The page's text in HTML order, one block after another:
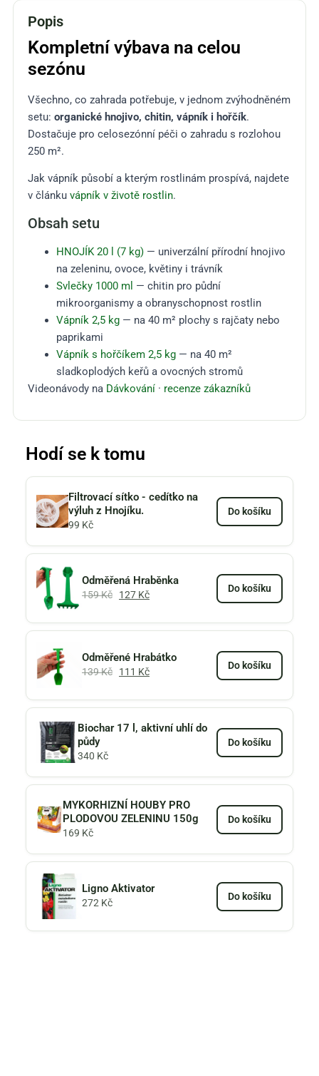
Popis
Kompletní výbava na celou
sezónu
Všechno, co zahrada potřebuje, v jednom zvýhodněném
setu: organické hnojivo, chitin, vápník i hořčík.
Dostačuje pro celosezónní péči o zahradu s rozlohou
250 m².
Jak vápník působí a kterým rostlinám prospívá, najdete
v článku vápník v životě rostlin.
Obsah setu
HNOJÍK 20 l (7 kg) — univerzální přírodní hnojivo
na zeleninu, ovoce, květiny i trávník
Svlečky 1000 ml — chitin pro půdní
mikroorganismy a obranyschopnost rostlin
Vápník 2,5 kg — na 40 m² plochy s rajčaty nebo
paprikami
Vápník s hořčíkem 2,5 kg — na 40 m²
sladkoplodých keřů a ovocných stromů
Videonávody na Dávkování · recenze zákazníků
Hodí se k tomu
Filtrovací sítko - cedítko na
výluh z Hnojíku.
99 Kč
Do košíku
Odměřená Hraběnka
159Kč 127 Kč
Do košíku
Odměřené Hrabátko
139Kč 111 Kč
Do košíku
Biochar 17 l, aktivní uhlí do
půdy
340 Kč
Do košíku
MYKORHIZNÍ HOUBY PRO
PLODOVOU ZELENINU 150g
169 Kč
Do košíku
Ligno Aktivator
272 Kč
Do košíku